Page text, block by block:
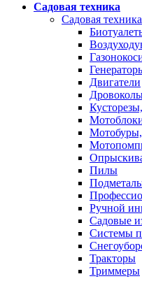
Садовая техника
Садовая техника
Двигатели
Пилы
Ручной
Садовые
Системы
Тракторы
Триммеры